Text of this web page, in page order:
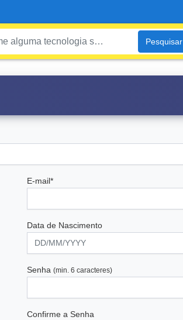
Pesquisar
E-mail*
Data de Nascimento
Senha(min. 6 caracteres)
Confirme a Senha